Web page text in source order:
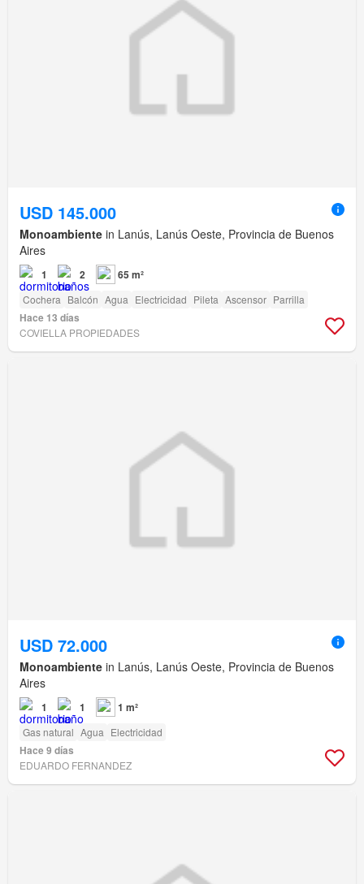
USD 145.000
Monoambiente in Lanús, Lanús Oeste, Provincia de Buenos
Aires
1 2 65 m²
Cochera Balcón Agua Electricidad Pileta Ascensor Parrilla
Hace 13 días
COVIELLA PROPIEDADES
USD 72.000
Monoambiente in Lanús, Lanús Oeste, Provincia de Buenos
Aires
1 1 1 m²
Gas natural Agua Electricidad
Hace 9 días
EDUARDO FERNANDEZ